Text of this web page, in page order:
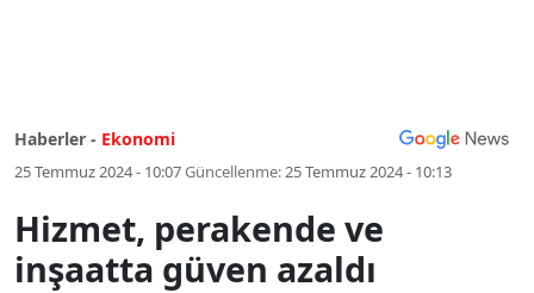
Haberler - Ekonomi
25 Temmuz 2024 - 10:07Güncellenme:25 Temmuz 2024 - 10:13
Hizmet, perakende ve
inşaatta güven azaldı